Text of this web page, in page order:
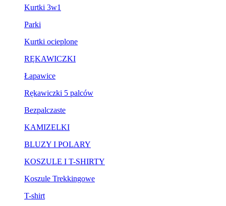
Kurtki 3w1
Parki
Kurtki ocieplone
RĘKAWICZKI
Łapawice
Rękawiczki 5 palców
Bezpalczaste
KAMIZELKI
BLUZY I POLARY
KOSZULE I T-SHIRTY
Koszule Trekkingowe
T-shirt